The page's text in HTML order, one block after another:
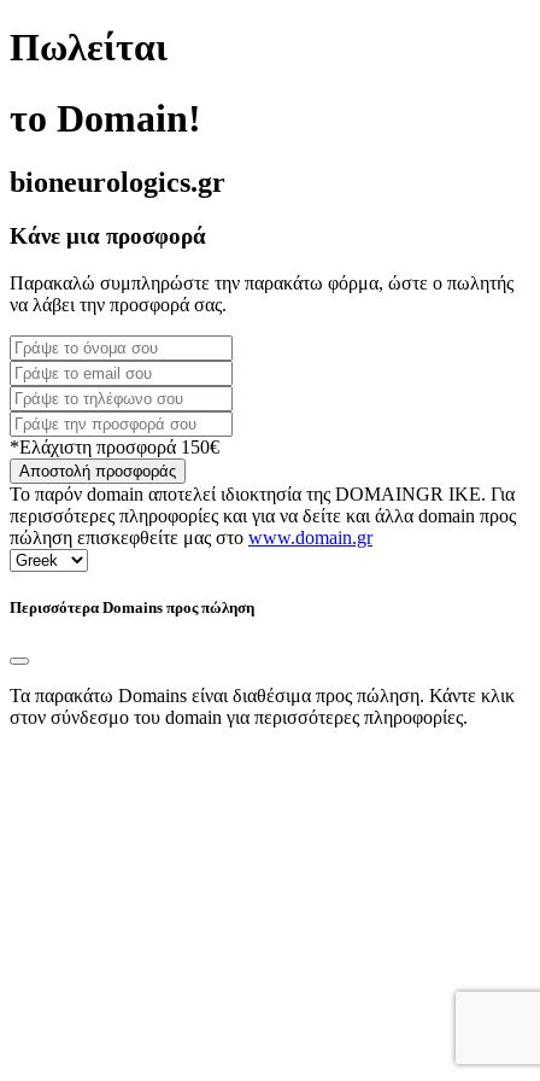
Πωλείται
το Domain!
bioneurologics.gr
Κάνε μια προσφορά
Παρακαλώ συμπληρώστε την παρακάτω φόρμα, ώστε ο πωλητής
να λάβει την προσφορά σας.
*Ελάχιστη προσφορά 150€
Αποστολή προσφοράς
Το παρόν domain αποτελεί ιδιοκτησία της DOMAINGR ΙΚΕ. Για
περισσότερες πληροφορίες και για να δείτε και άλλα domain προς
πώληση επισκεφθείτε μας στο www.domain.gr
Περισσότερα Domains προς πώληση
Τα παρακάτω Domains είναι διαθέσιμα προς πώληση. Κάντε κλικ
στον σύνδεσμο του domain για περισσότερες πληροφορίες.